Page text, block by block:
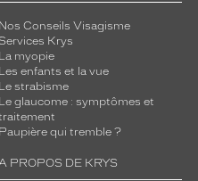
Nos Conseils Visagisme
Services Krys
La myopie
Les enfants et la vue
Le strabisme
Le glaucome : symptômes et
Paupière qui tremble ?
A PROPOS DE KRYS